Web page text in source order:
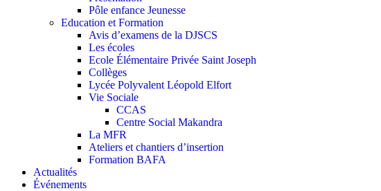
Pôle enfance Jeunesse
Education et Formation
Avis d’examens de la DJSCS
Les écoles
Ecole Élémentaire Privée Saint Joseph
Collèges
Lycée Polyvalent Léopold Elfort
Vie Sociale
CCAS
Centre Social Makandra
La MFR
Ateliers et chantiers d’insertion
Formation BAFA
Actualités
Événements